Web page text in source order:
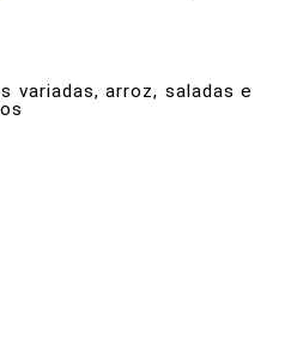
variadas, arroz, saladas e